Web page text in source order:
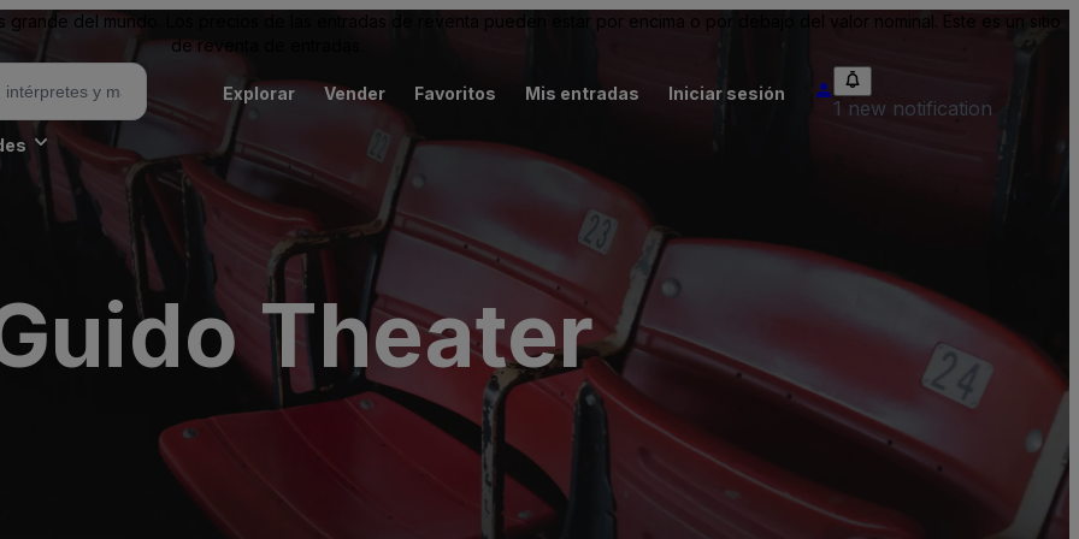
del mundo. Los precios de las entradas de reventa pueden estar por encima o por debajo del valor nominal. Este es un sitio
de reventa de entradas.
Explorar Vender Favoritos Mis entradas Iniciar sesión
1 new notification
Theater